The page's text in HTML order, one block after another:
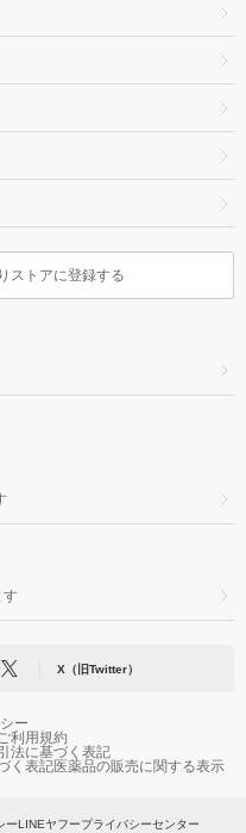
ストアに登録する
す
X（旧Twitter）
ー
利用規約
法に基づく表記
く表記医薬品の販売に関する表示
ーLINEヤフープライバシーセンター